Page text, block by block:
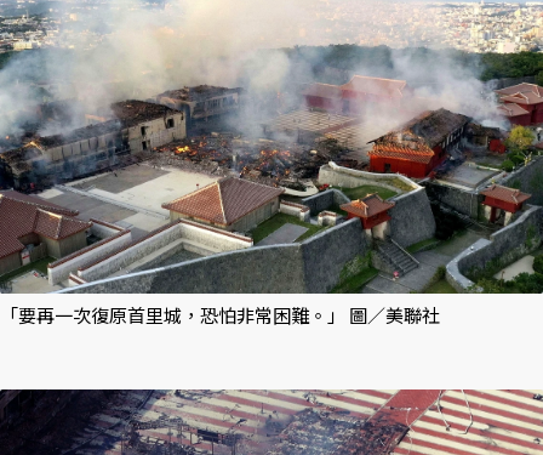
「要再一次復原首里城，恐怕非常困難。」 圖／美聯社